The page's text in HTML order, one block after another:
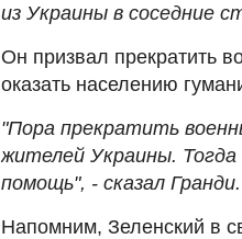
из Украины в соседние
Он призвал прекратить
оказать населению
"Пора прекратить
жителей Украины.
помощь", - сказал Гранди.
Напомним, Зеленский в